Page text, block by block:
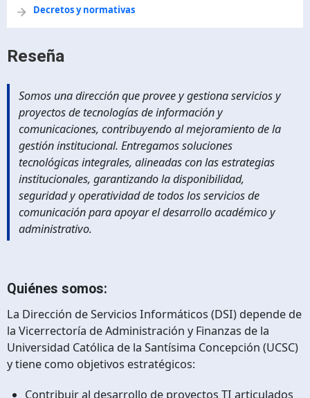
Reseña
Somos una dirección que provee y gestiona servicios y
proyectos de tecnologías de información y
comunicaciones, contribuyendo al mejoramiento de la
gestión institucional. Entregamos soluciones
tecnológicas integrales, alineadas con las estrategias
institucionales, garantizando la disponibilidad,
seguridad y operatividad de todos los servicios de
comunicación para apoyar el desarrollo académico y
administrativo.
Quiénes somos:
La Dirección de Servicios Informáticos (DSI) depende de
la Vicerrectoría de Administración y Finanzas de la
Universidad Católica de la Santísima Concepción (UCSC)
y tiene como objetivos estratégicos:
Contribuir al desarrollo de proyectos TI articulados
Decretos y normativas